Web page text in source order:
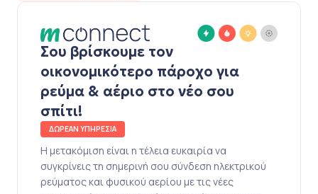
Σου βρίσκουμε τον
οικονομικότερο πάροχο για
ρεύμα & αέριο στο νέο σου
σπίτι!
ΔΩΡΕΑΝ ΥΠΗΡΕΣΙΑ
Η μετακόμιση είναι η τέλεια ευκαιρία να
συγκρίνεις τη σημερινή σου σύνδεση ηλεκτρικού
ρεύματος και φυσικού αερίου με τις νέες